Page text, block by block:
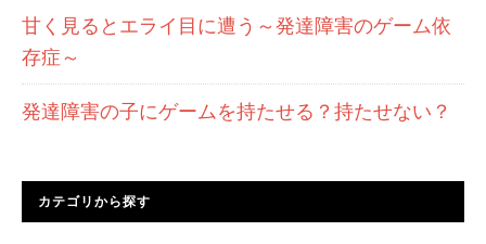
甘く見るとエライ目に遭う～発達障害のゲーム依
存症～
発達障害の子にゲームを持たせる？持たせない？
カテゴリから探す